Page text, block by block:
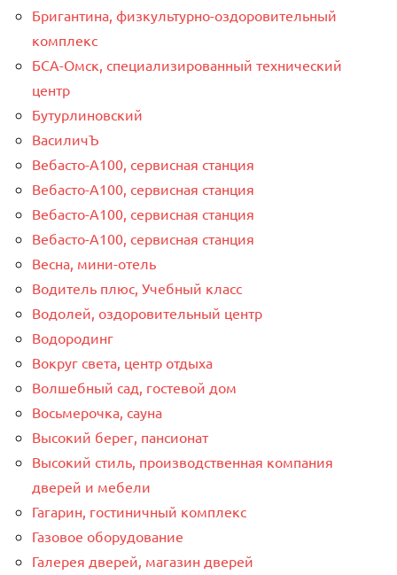
Бригантина, физкультурно-оздоровительный
комплекс
БСА-Омск, специализированный технический
центр
Бутурлиновский
ВасиличЪ
Вебасто-А100, сервисная станция
Вебасто-А100, сервисная станция
Вебасто-А100, сервисная станция
Вебасто-А100, сервисная станция
Весна, мини-отель
Водитель плюс, Учебный класс
Водолей, оздоровительный центр
Водородинг
Вокруг света, центр отдыха
Волшебный сад, гостевой дом
Восьмерочка, сауна
Высокий берег, пансионат
Высокий стиль, производственная компания
дверей и мебели
Гагарин, гостиничный комплекс
Газовое оборудование
Галерея дверей, магазин дверей